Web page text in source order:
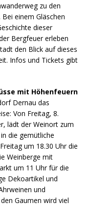
zu den
einem Gläschen
dieser
Bergfeuer erleben
den Blick auf dieses
Infos und Tickets gibt
mit Höhenfeuern
Dernau das
Von Freitag, 8.
lädt der Weinort zum
die gemütliche
um 18.30 Uhr die
Weinberge mit
um 11 Uhr für die
Dekoartikel und
und
Gaumen wird viel